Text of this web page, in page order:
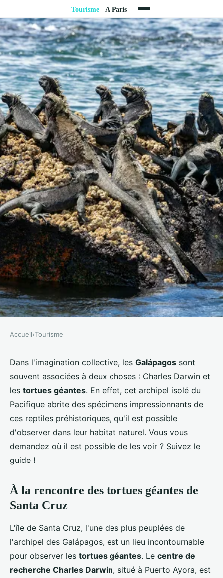
Où observer les tortues géantes
aux Galápagos ?
Louna•15 juillet 2024•5 min de lecture
Accueil›Tourisme
Dans l'imagination collective, les Galápagos sont
souvent associées à deux choses : Charles Darwin et
les tortues géantes. En effet, cet archipel isolé du
Pacifique abrite des spécimens impressionnants de
ces reptiles préhistoriques, qu'il est possible
d'observer dans leur habitat naturel. Vous vous
demandez où il est possible de les voir ? Suivez le
guide !
À la rencontre des tortues géantes de
Santa Cruz
L'île de Santa Cruz, l'une des plus peuplées de
l'archipel des Galápagos, est un lieu incontournable
pour observer les tortues géantes. Le centre de
recherche Charles Darwin, situé à Puerto Ayora, est